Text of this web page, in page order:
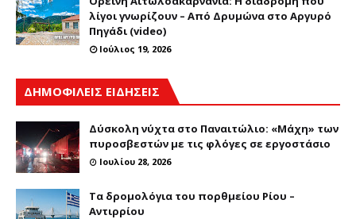
λίγοι γνωρίζουν – Από Δρυμώνα στο Αργυρό
Πηγάδι (video)
Ιούλιος 19, 2026
ΔΗΜΟΦΙΛΕΙΣ ΕΙΔΗΣΕΙΣ
Δύσκολη νύχτα στο Παναιτώλιο: «Μάχη» των
πυροσβεστών με τις φλόγες σε εργοστάσιο
Ιουλίου 28, 2026
Τα δρομολόγια του πορθμείου Ρίου –
Αντιρρίου